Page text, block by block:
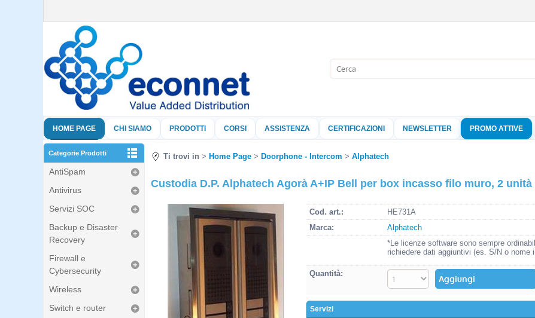
nome utente e
clicca sul
Hai perso
HOME PAGE CHI SIAMO PRODOTTI CORSI ASSISTENZA CERTIFICAZIONI NEWSLETTER PROMO ATTIVE
Categorie Prodotti
AntiSpam
Antivirus
Servizi SOC
Backup e Disaster
Recovery
Firewall e
Cybersecurity
Wireless
Switch e router
Ti trovi in Home Page Doorphone - Intercom Alphatech
Custodia D.P. Alphatech Agorà A+IP Bell per box incasso filo muro, 2
Cod. art.:
HE731A
Marca:
Alphatech
*Le licenze software sono sempre
richiedere dati aggiuntivi (es. S/N o nome
Quantità:
Servizi